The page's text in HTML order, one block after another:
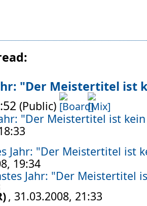
"Der Meistertitel ist
(Public)
"Der Meistertitel ist
Jahr: "Der Meistertitel ist
19:34
Jahr: "Der Meistertitel
, 31.03.2008, 21:33